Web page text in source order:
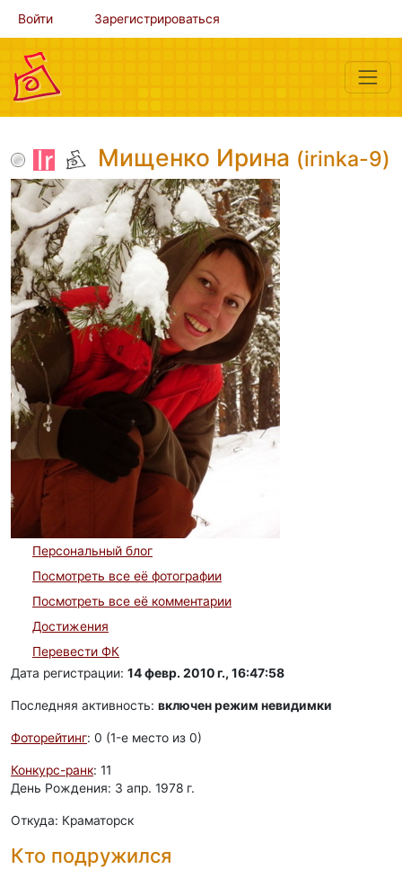
Войти Зарегистрироваться
Мищенко Ирина (irinka-9)
Персональный блог
Посмотреть все её фотографии
Посмотреть все её комментарии
Достижения
Перевести ФК
Дата регистрации: 14 февр. 2010 г., 16:47:58
Последняя активность: включен режим невидимки
Фоторейтинг: 0 (1-e место из 0)
Конкурс-ранк: 11
День Рождения: 3 апр. 1978 г.
Откуда: Краматорск
Кто подружился